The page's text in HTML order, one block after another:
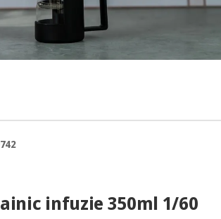
infuzie 350ml 1/60